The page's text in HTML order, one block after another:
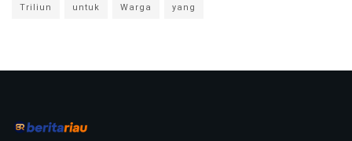
Triliun
untuk Warga yang